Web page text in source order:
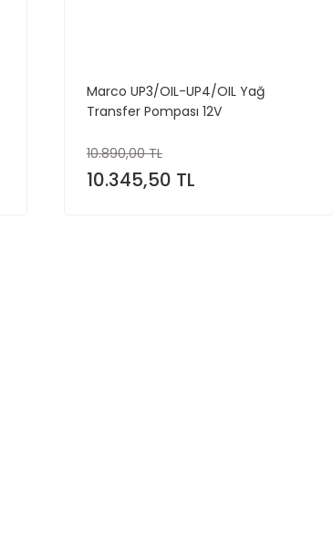
Marco UP3/OIL-UP4/OIL Yağ
Transfer Pompası 12V
10.890,00 TL
10.345,50 TL